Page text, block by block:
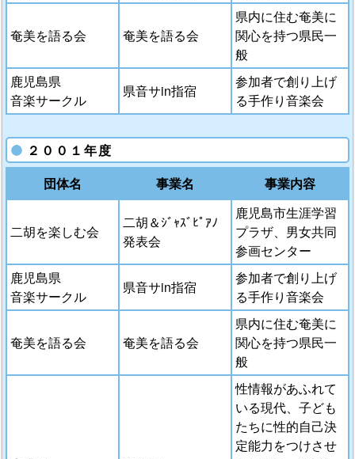
奄美を語る会 奄美を語る会
県内に住む奄美に
関心を持つ県民一
般
鹿児島県
音楽サークル
県音サin指宿
参加者で創り上げ
る手作り音楽会
２００１年度
団体名
事業名 事業内容
二胡を楽しむ会
二胡＆ｼﾞｬｽﾞﾋﾟｱﾉ
発表会
鹿児島市生涯学習
プラザ、男女共同
参画センター
鹿児島県
音楽サークル
県音サin指宿
参加者で創り上げ
る手作り音楽会
奄美を語る会 奄美を語る会
県内に住む奄美に
関心を持つ県民一
般
性情報があふれて
いる現代、子ども
たちに性的自己決
定能力をつけさせ